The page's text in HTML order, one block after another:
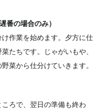
の場合のみ）
作業を始めます。夕方に仕
たちです。じゃがいもや、
菜から仕分けていきます。
ろで、翌日の準備も終わ